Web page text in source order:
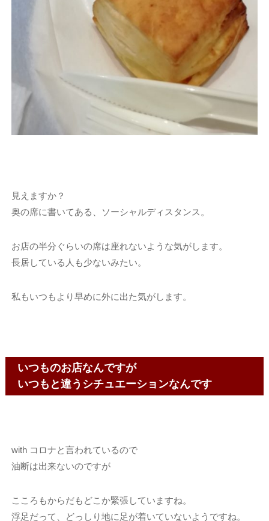
見えますか？
奥の席に書いてある、ソーシャルディスタンス。
お店の半分ぐらいの席は座れないような気がします。
長居している人も少ないみたい。
私もいつもより早めに外に出た気がします。
いつものお店なんですが
いつもと違うシチュエーションなんです
with コロナと言われているので
油断は出来ないのですが
こころもからだもどこか緊張していますね。
浮足だって、どっしり地に足が着いていないようですね。